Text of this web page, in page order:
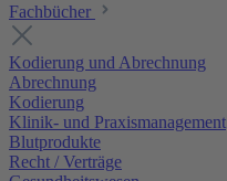
Fachbücher
Kodierung und Abrechnung
Abrechnung
Kodierung
Klinik- und Praxismanagement
Blutprodukte
Recht / Verträge